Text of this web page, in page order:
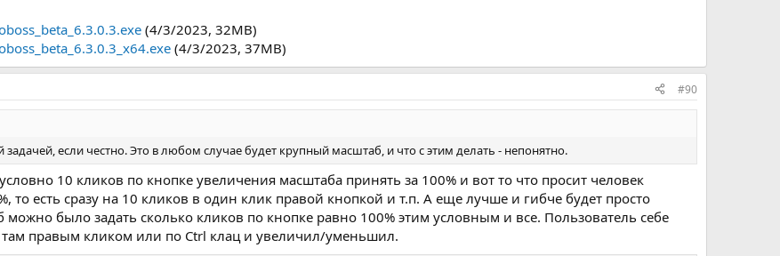
(4/3/2023, 32MB)
(4/3/2023, 37MB)
#90
если честно. Это в любом случае будет крупный масштаб, и что с этим делать - непонятно.
10 кликов по кнопке увеличения масштаба принять за 100% и вот то что просит человек
то есть сразу на 10 кликов в один клик правой кнопкой и т.п. А еще лучше и гибче будет просто
можно было задать сколько кликов по кнопке равно 100% этим условным и все. Пользователь себе
там правым кликом или по Ctrl клац и увеличил/уменьшил.